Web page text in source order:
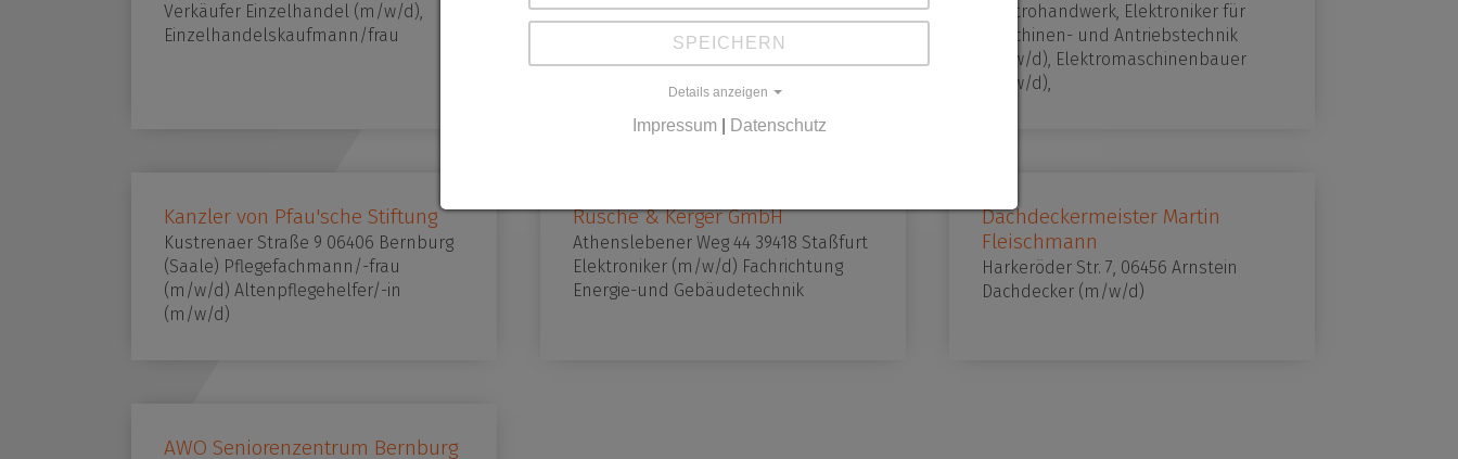
Verkäufer Einzelhandel (m/w/d),
Einzelhandelskaufmann/frau
Hecklingen Elektroniker (m/w/d)
Fachrichtung Energie-und
Gebäudetechnik
Elektrohandwerk, Elektroniker für
Maschinen- und Antriebstechnik
(m/w/d), Elektromaschinenbauer
(m/w/d),
Kanzler von Pfau'sche Stiftung
Kustrenaer Straße 9 06406 Bernburg
(Saale) Pflegefachmann/-frau
(m/w/d) Altenpflegehelfer/-in
(m/w/d)
Rusche & Kerger GmbH
Athenslebener Weg 44 39418 Staßfurt
Elektroniker (m/w/d) Fachrichtung
Energie-und Gebäudetechnik
Dachdeckermeister Martin
Fleischmann
Harkeröder Str. 7, 06456 Arnstein
Dachdecker (m/w/d)
AWO Seniorenzentrum Bernburg
SPEICHERN
Details anzeigen
Impressum| Datenschutz